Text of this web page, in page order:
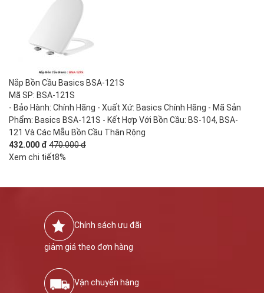
Nắp Bồn Cầu Basics BSA-121S
Mã SP: BSA-121S
- Bảo Hành: Chính Hãng - Xuất Xứ: Basics Chính Hãng - Mã Sản
Phẩm: Basics BSA-121S - Kết Hợp Với Bồn Cầu: BS-104, BSA-
121 Và Các Mẫu Bồn Cầu Thân Rộng
432.000 đ 470.000 đ
Xem chi tiết8%
Chính sách ưu đãi
giảm giá theo đơn hàng
Vận chuyển hàng